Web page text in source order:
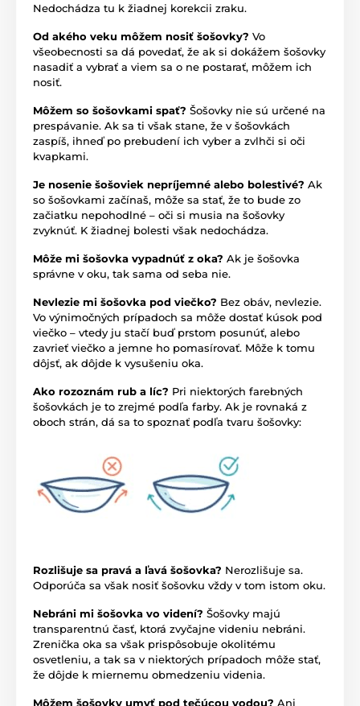
Nedochádza tu k žiadnej korekcii zraku.
Od akého veku môžem nosiť šošovky? Vo
všeobecnosti sa dá povedať, že ak si dokážem šošovky
nasadiť a vybrať a viem sa o ne postarať, môžem ich
nosiť.
Môžem so šošovkami spať? Šošovky nie sú určené na
prespávanie. Ak sa ti však stane, že v šošovkách
zaspíš, ihneď po prebudení ich vyber a zvlhči si oči
kvapkami.
Je nosenie šošoviek nepríjemné alebo bolestivé? Ak
so šošovkami začínaš, môže sa stať, že to bude zo
začiatku nepohodlné – oči si musia na šošovky
zvyknúť. K žiadnej bolesti však nedochádza.
Môže mi šošovka vypadnúť z oka? Ak je šošovka
správne v oku, tak sama od seba nie.
Nevlezie mi šošovka pod viečko? Bez obáv, nevlezie.
Vo výnimočných prípadoch sa môže dostať kúsok pod
viečko – vtedy ju stačí buď prstom posunúť, alebo
zavrieť viečko a jemne ho pomasírovať. Môže k tomu
dôjsť, ak dôjde k vysušeniu oka.
Ako rozoznám rub a líc? Pri niektorých farebných
šošovkách je to zrejmé podľa farby. Ak je rovnaká z
oboch strán, dá sa to spoznať podľa tvaru šošovky:
Rozlišuje sa pravá a ľavá šošovka? Nerozlišuje sa.
Odporúča sa však nosiť šošovku vždy v tom istom oku.
Nebráni mi šošovka vo videní? Šošovky majú
transparentnú časť, ktorá zvyčajne videniu nebráni.
Zrenička oka sa však prispôsobuje okolitému
osvetleniu, a tak sa v niektorých prípadoch môže stať,
že dôjde k miernemu obmedzeniu videnia.
Môžem šošovky umyť pod tečúcou vodou? Ani